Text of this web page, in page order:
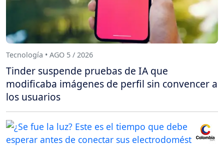
Tecnología • AGO 5 / 2026
Tinder suspende pruebas de IA que
modificaba imágenes de perfil sin convencer a
los usuarios